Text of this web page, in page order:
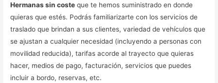
Hermanas sin coste que te hemos suministrado en donde
quieras que estés. Podrás familiarizarte con los servicios de
traslado que brindan a sus clientes, variedad de vehículos que
se ajustan a cualquier necesidad (incluyendo a personas con
movilidad reducida), tarifas acorde al trayecto que quieras
hacer, medios de pago, facturación, servicios que puedes
incluir a bordo, reservas, etc.